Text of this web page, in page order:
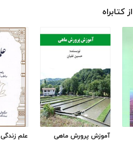
آموزش پرورش ماهی علم زندگی